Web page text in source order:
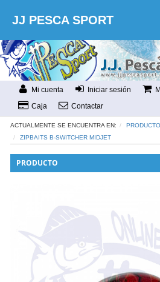
JJ PESCA SPORT
Mi cuenta Iniciar sesión
Caja
Contactar
ACTUALMENTE SE ENCUENTRA EN:
ZIPBAITS B-SWITCHER MIDJET
PRODUCTO